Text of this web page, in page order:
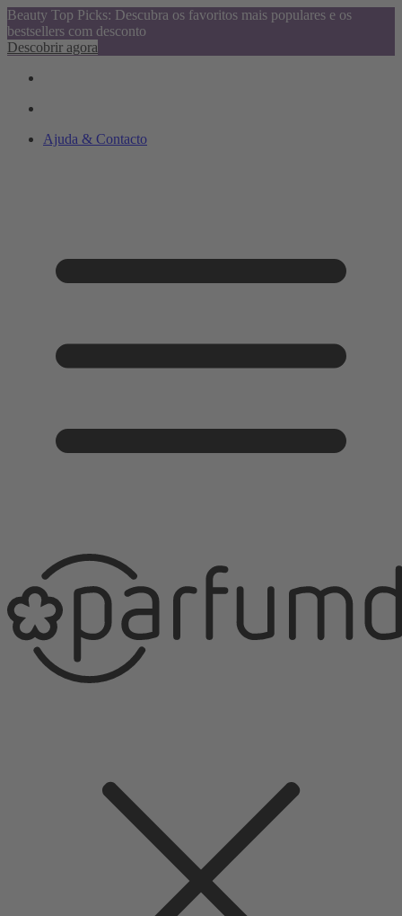
Beauty Top Picks: Descubra os favoritos mais populares e os
bestsellers com desconto
Descobrir agora
Ajuda & Contacto